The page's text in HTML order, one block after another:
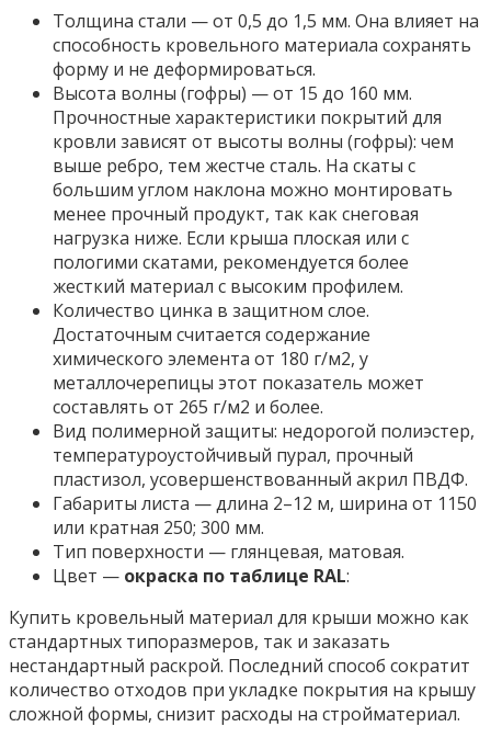
Толщина стали — от 0,5 до 1,5 мм. Она влияет на
способность кровельного материала сохранять
форму и не деформироваться.
Высота волны (гофры) — от 15 до 160 мм.
Прочностные характеристики покрытий для
кровли зависят от высоты волны (гофры): чем
выше ребро, тем жестче сталь. На скаты с
большим углом наклона можно монтировать
менее прочный продукт, так как снеговая
нагрузка ниже. Если крыша плоская или с
пологими скатами, рекомендуется более
жесткий материал с высоким профилем.
Количество цинка в защитном слое.
Достаточным считается содержание
химического элемента от 180 г/м2, у
металлочерепицы этот показатель может
составлять от 265 г/м2 и более.
Вид полимерной защиты: недорогой полиэстер,
температуроустойчивый пурал, прочный
пластизол, усовершенствованный акрил ПВДФ.
Габариты листа — длина 2–12 м, ширина от 1150
или кратная 250; 300 мм.
Тип поверхности — глянцевая, матовая.
Цвет — окраска по таблице RAL:
Купить кровельный материал для крыши можно как
стандартных типоразмеров, так и заказать
нестандартный раскрой. Последний способ сократит
количество отходов при укладке покрытия на крышу
сложной формы, снизит расходы на стройматериал.